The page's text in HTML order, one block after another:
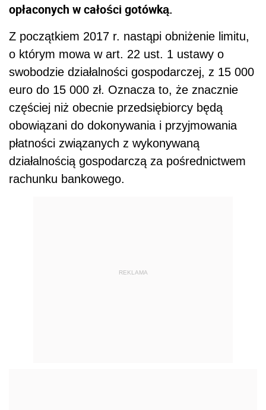
opłaconych w całości gotówką.
Z początkiem 2017 r. nastąpi obniżenie limitu,
o którym mowa w art. 22 ust. 1 ustawy o
swobodzie działalności gospodarczej, z 15 000
euro do 15 000 zł. Oznacza to, że znacznie
częściej niż obecnie przedsiębiorcy będą
obowiązani do dokonywania i przyjmowania
płatności związanych z wykonywaną
działalnością gospodarczą za pośrednictwem
rachunku bankowego.
REKLAMA